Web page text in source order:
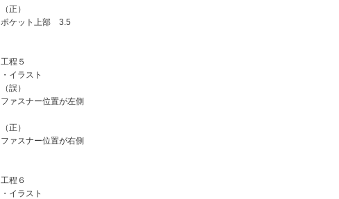
（正）
ポケット上部 3.5
工程５
・イラスト
（誤）
ファスナー位置が左側
（正）
ファスナー位置が右側
工程６
・イラスト